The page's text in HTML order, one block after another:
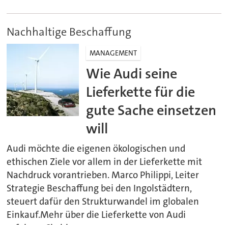
Nachhaltige Beschaffung
MANAGEMENT
Wie Audi seine
Lieferkette für die
gute Sache einsetzen
will
Audi möchte die eigenen ökologischen und
ethischen Ziele vor allem in der Lieferkette mit
Nachdruck vorantrieben. Marco Philippi, Leiter
Strategie Beschaffung bei den Ingolstädtern,
steuert dafür den Strukturwandel im globalen
Einkauf.Mehr über die Lieferkette von Audi